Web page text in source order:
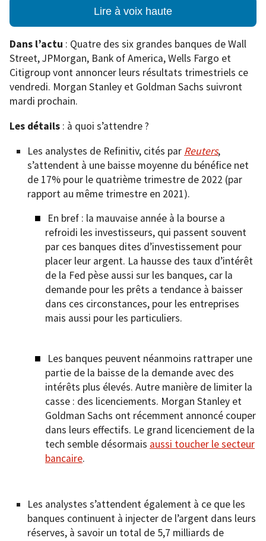
Lire à voix haute
Dans l’actu : Quatre des six grandes banques de Wall
Street, JPMorgan, Bank of America, Wells Fargo et
Citigroup vont annoncer leurs résultats trimestriels ce
vendredi. Morgan Stanley et Goldman Sachs suivront
mardi prochain.
Les détails : à quoi s’attendre ?
Les analystes de Refinitiv, cités par Reuters,
s’attendent à une baisse moyenne du bénéfice net
de 17% pour le quatrième trimestre de 2022 (par
rapport au même trimestre en 2021).
En bref : la mauvaise année à la bourse a
refroidi les investisseurs, qui passent souvent
par ces banques dites d’investissement pour
placer leur argent. La hausse des taux d’intérêt
de la Fed pèse aussi sur les banques, car la
demande pour les prêts a tendance à baisser
dans ces circonstances, pour les entreprises
mais aussi pour les particuliers.
Les banques peuvent néanmoins rattraper une
partie de la baisse de la demande avec des
intérêts plus élevés. Autre manière de limiter la
casse : des licenciements. Morgan Stanley et
Goldman Sachs ont récemment annoncé couper
dans leurs effectifs. Le grand licenciement de la
tech semble désormais aussi toucher le secteur
bancaire.
Les analystes s’attendent également à ce que les
banques continuent à injecter de l’argent dans leurs
réserves, à savoir un total de 5,7 milliards de